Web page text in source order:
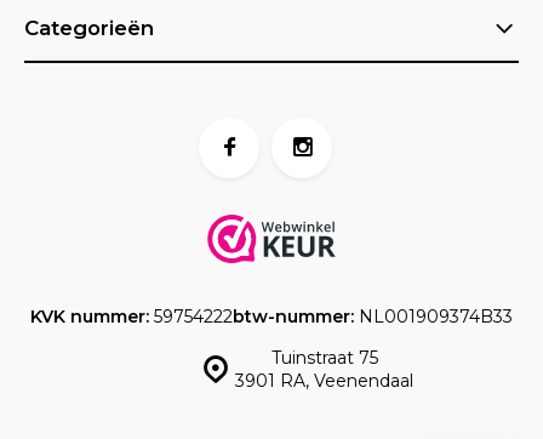
Categorieën
Tuinstraat 75
3901 RA, Veenendaal
KVK nummer: 59754222btw-nummer: NL001909374B33